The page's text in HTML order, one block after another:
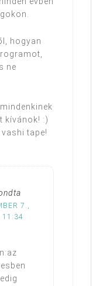
hogyan
ne
kívánok! :)
tape!
7.,
11:34